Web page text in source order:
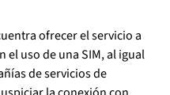
ofrecer el servicio a
el uso de una SIM, al igual
de servicios de